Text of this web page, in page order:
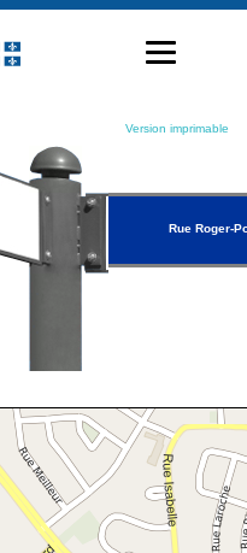
Version imprimable
Rue Roger-